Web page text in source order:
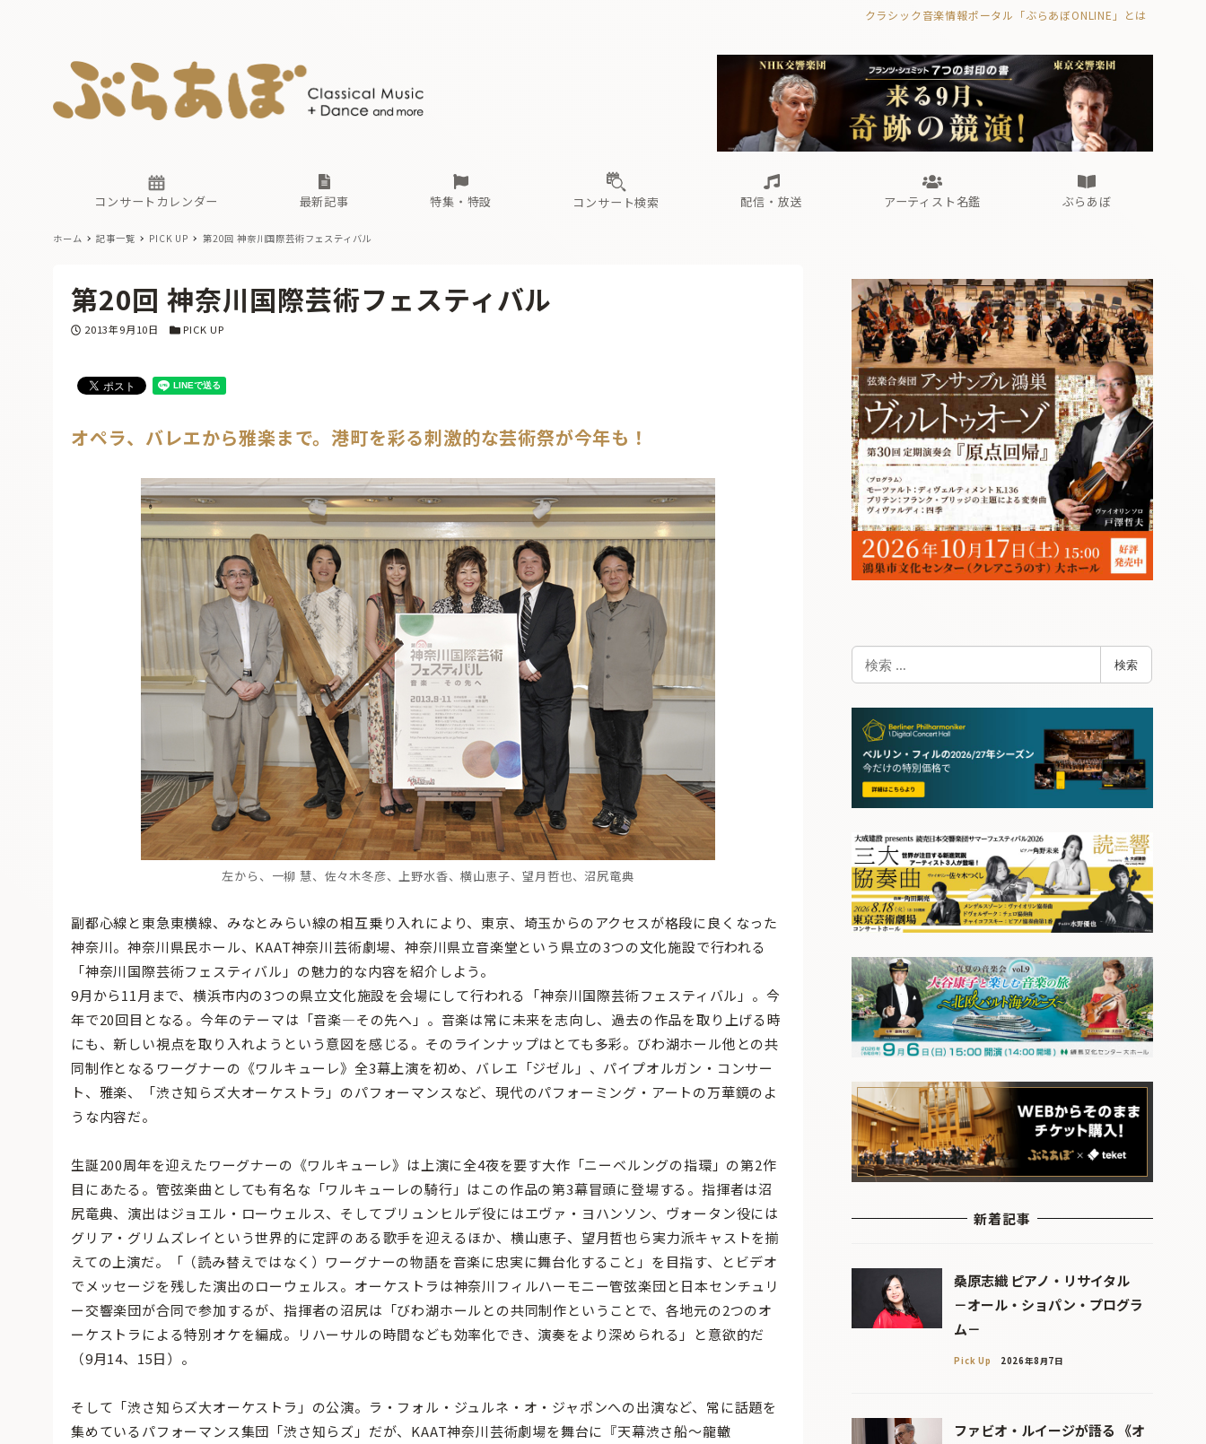
クラシック音楽情報ポータル「ぶらあぼONLINE」とは
コンサートカレンダー 最新記事
古楽とその先と オーケストラの楽屋から ぶらあぼブラス！
フォルテピアノ・オデッセイ
特集・特設
現場のプロが推す！間違いないオーケストラコンサート
コンサート検索 配信・放送
無料ライブ配信スケジュール 有料ライブ配信スケジュール
アーティスト名鑑
あ か さ な は
ぶらあぼ
古楽とその先と Aからの眺望 ぶらあぼブラス！
フォルテピアノ・オデッセイ
無料ライブ配信スケジュール
あ か さ
ホーム 記事一覧 PICK UP 第20回 神奈川国際芸術フェスティバル
第20回 神奈川国際芸術フェスティバル
投稿日
2013年9月10日 カテゴリー
PICK UP
オペラ、バレエから雅楽まで。港町を彩る刺激的な芸術祭が今年も！
左から、一柳 慧、佐々木冬彦、上野水香、横山恵子、望月哲也、沼尻竜典
副都心線と東急東横線、みなとみらい線の相互乗り入れにより、東京、埼玉からのアクセスが格段に良くなった
神奈川。神奈川県民ホール、KAAT神奈川芸術劇場、神奈川県立音楽堂という県立の3つの文化施設で行われる
「神奈川国際芸術フェスティバル」の魅力的な内容を紹介しよう。
9月から11月まで、横浜市内の3つの県立文化施設を会場にして行われる「神奈川国際芸術フェスティバル」。今
年で20回目となる。今年のテーマは「音楽—その先へ」。音楽は常に未来を志向し、過去の作品を取り上げる時
にも、新しい視点を取り入れようという意図を感じる。そのラインナップはとても多彩。びわ湖ホール他との共
同制作となるワーグナーの《ワルキューレ》全3幕上演を初め、バレエ「ジゼル」、パイプオルガン・コンサー
ト、雅楽、「渋さ知らズ大オーケストラ」のパフォーマンスなど、現代のパフォーミング・アートの万華鏡のよ
うな内容だ。
生誕200周年を迎えたワーグナーの《ワルキューレ》は上演に全4夜を要す大作「ニーベルングの指環」の第2作
目にあたる。管弦楽曲としても有名な「ワルキューレの騎行」はこの作品の第3幕冒頭に登場する。指揮者は沼
尻竜典、演出はジョエル・ローウェルス、そしてブリュンヒルデ役にはエヴァ・ヨハンソン、ヴォータン役には
グリア・グリムズレイという世界的に定評のある歌手を迎えるほか、横山恵子、望月哲也ら実力派キャストを揃
えての上演だ。「（読み替えではなく）ワーグナーの物語を音楽に忠実に舞台化すること」を目指す、とビデオ
でメッセージを残した演出のローウェルス。オーケストラは神奈川フィルハーモニー管弦楽団と日本センチュリ
ー交響楽団が合同で参加するが、指揮者の沼尻は「びわ湖ホールとの共同制作ということで、各地元の2つのオ
ーケストラによる特別オケを編成。リハーサルの時間なども効率化でき、演奏をより深められる」と意欲的だ
（9月14、15日）。
そして「渋さ知らズ大オーケストラ」の公演。ラ・フォル・ジュルネ・オ・ジャポンへの出演など、常に話題を
集めているパフォーマンス集団「渋さ知らズ」だが、KAAT神奈川芸術劇場を舞台に『天幕渋さ船〜龍轍
検
索
検索
新着記事
桑原志織 ピアノ・リサイタル
－オール・ショパン・プログラ
ム－
Pick Up 2026年8月7日
ファビオ・ルイージが語る 《オ